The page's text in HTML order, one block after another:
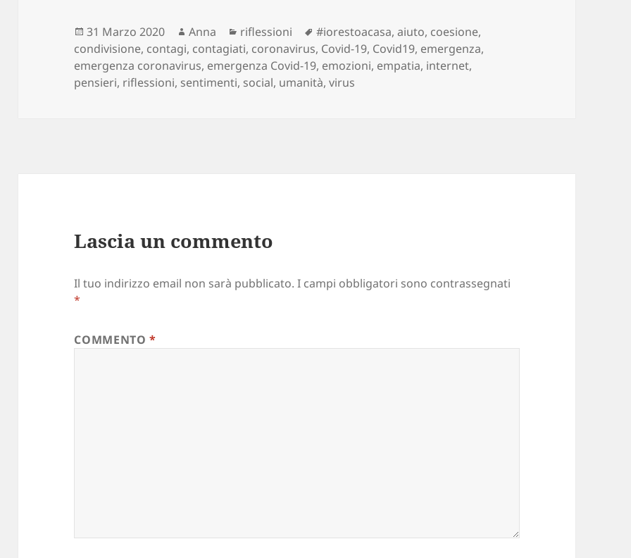
Scritto
il
31 Marzo 2020 Autore
Anna Categorie
riflessioni Tag
#iorestoacasa,aiuto, coesione,
condivisione, contagi, contagiati, coronavirus, Covid-19, Covid19, emergenza,
emergenza coronavirus, emergenza Covid-19, emozioni, empatia, internet,
pensieri, riflessioni, sentimenti, social, umanità,virus
Lascia un commento
Il tuo indirizzo email non sarà pubblicato. I campi obbligatori sono contrassegnati
*
COMMENTO*